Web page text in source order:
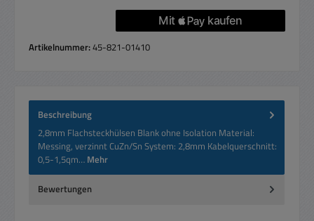
Artikelnummer:45-821-01410
Beschreibung
2,8mm Flachsteckhülsen Blank ohne Isolation Material:
Messing, verzinnt CuZn/Sn System: 2,8mm Kabelquerschnitt:
0,5-1,5qm… Mehr
Bewertungen